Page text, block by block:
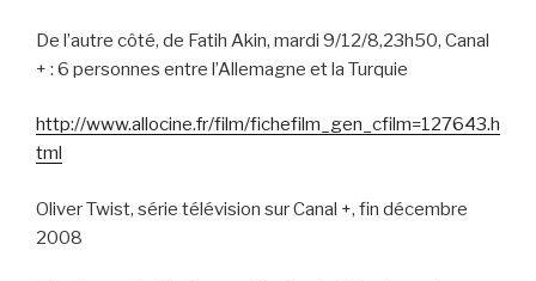
De l’autre côté, de Fatih Akin, mardi 9/12/8,23h50, Canal
+ : 6 personnes entre l’Allemagne et la Turquie
http://www.allocine.fr/film/fichefilm_gen_cfilm=127643.h
tml
Oliver Twist, série télévision sur Canal +, fin décembre
2008